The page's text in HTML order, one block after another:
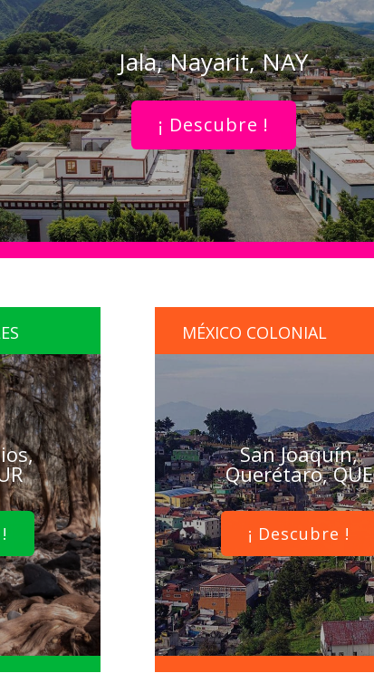
Jala, Nayarit, NAY
¡ Descubre !
MÉXICO COLONIAL
San Joaquín,
Querétaro, QUE
¡ Descubre !